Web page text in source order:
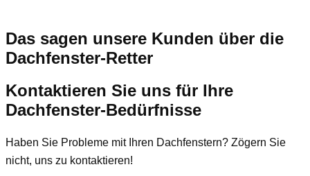
Das sagen unsere Kunden über die
Dachfenster-Retter
Kontaktieren Sie uns für Ihre
Dachfenster-Bedürfnisse
Haben Sie Probleme mit Ihren Dachfenstern? Zögern Sie
nicht, uns zu kontaktieren!